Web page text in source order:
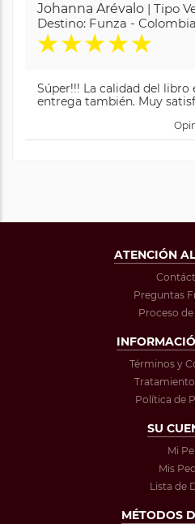
Johanna Arévalo | Tipo
Destino: Funza - Colombia
★★★★★
Súper!!! La calidad del libro
entrega también. Muy
ATENCIÓN
Preguntas
Proceso
Términos y
Política de
SU
Mi
Mis
Lista de
MÉTODOS